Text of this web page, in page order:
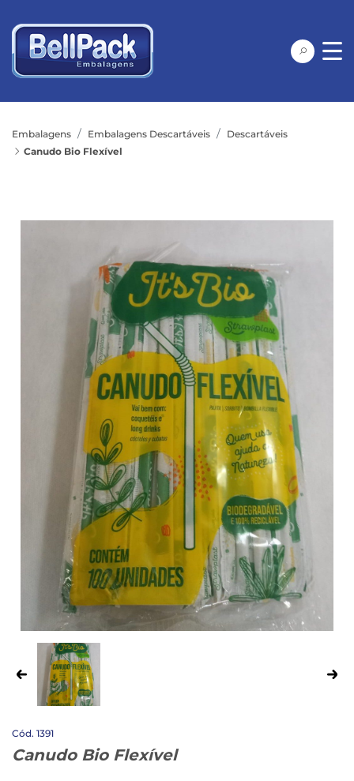
Embalagens Embalagens Descartáveis
Descartáveis
Canudo Bio Flexível
1391
Canudo Bio Flexível